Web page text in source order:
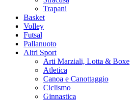
Trapani
Basket
Volley
Futsal
Pallanuoto
Altri Sport
Arti Marziali, Lotta & Boxe
Atletica
Canoa e Canottaggio
Ciclismo
Ginnastica